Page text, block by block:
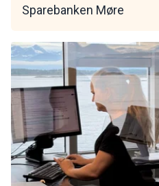
Sparebanken Møre